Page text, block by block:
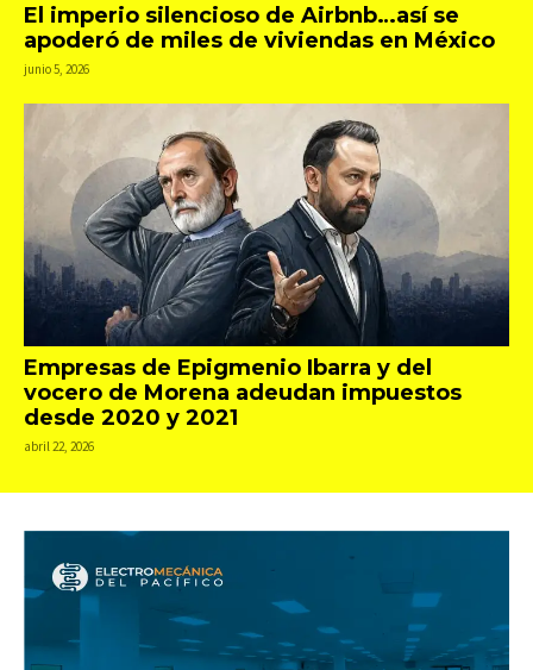
El imperio silencioso de Airbnb…así se
apoderó de miles de viviendas en México
junio 5, 2026
Empresas de Epigmenio Ibarra y del
vocero de Morena adeudan impuestos
desde 2020 y 2021
abril 22, 2026